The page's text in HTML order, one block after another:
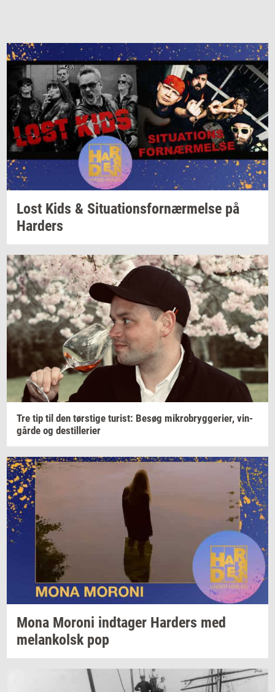
Lost Kids & Si­tu­a­tions­for­nær­mel­se på
Har­ders
Tre tip til den tørsti­ge turist: Besøg mi­kro­bryg­ge­ri­er, vin­
går­de og destil­le­ri­er
Mona Mor­o­ni ind­ta­ger Har­ders med
melan­kolskpop